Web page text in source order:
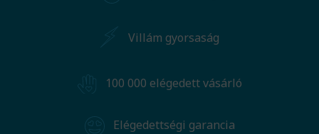
Villám gyorsaság
100 000 elégedett vásárló
Elégedettségi garancia